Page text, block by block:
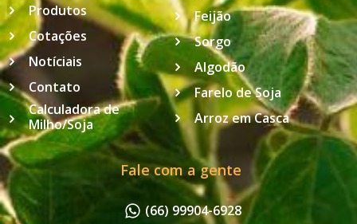
Produtos
Cotações
Notíciais
Contato
Calculadora de
Milho/Soja
Feijão
Sorgo
Algodão
Farelo de Soja
Arroz em Casca
Fale com a gente
(66) 99904-6928